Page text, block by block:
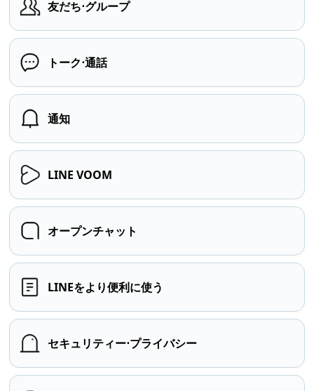
友だち⋅グループ
トーク⋅通話
通知
LINE VOOM
オープンチャット
LINEをより便利に使う
セキュリティー⋅プライバシー